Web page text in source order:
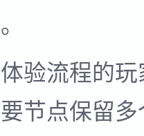
验流程的玩
节点保留